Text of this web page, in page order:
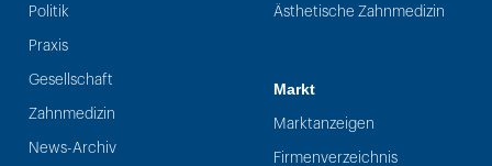
Politik
Praxis
Gesellschaft
Zahnmedizin
News-Archiv
Ästhetische Zahnmedizin
Markt
Marktanzeigen
Firmenverzeichnis